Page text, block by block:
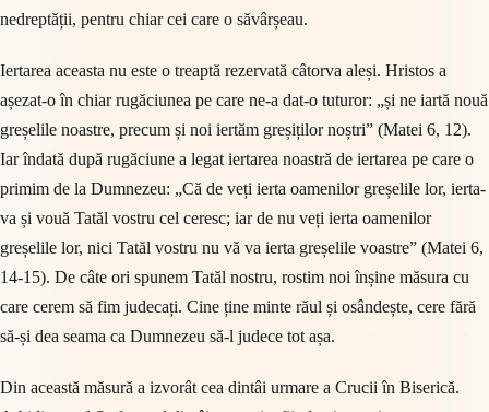
nedreptății, pentru chiar cei care o săvârșeau.
Iertarea aceasta nu este o treaptă rezervată câtorva aleși. Hristos a
așezat-o în chiar rugăciunea pe care ne-a dat-o tuturor: „și ne iartă nouă
greșelile noastre, precum și noi iertăm greșiților noștri” (Matei 6, 12).
Iar îndată după rugăciune a legat iertarea noastră de iertarea pe care o
primim de la Dumnezeu: „Că de veți ierta oamenilor greșelile lor, ierta-
va și vouă Tatăl vostru cel ceresc; iar de nu veți ierta oamenilor
greșelile lor, nici Tatăl vostru nu vă va ierta greșelile voastre” (Matei 6,
14-15). De câte ori spunem Tatăl nostru, rostim noi înșine măsura cu
care cerem să fim judecați. Cine ține minte răul și osândește, cere fără
să-și dea seama ca Dumnezeu să-l judece tot așa.
Din această măsură a izvorât cea dintâi urmare a Crucii în Biserică.